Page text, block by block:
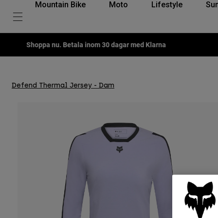
Mountain Bike Moto Lifestyle
Defend Thermal Jersey - Dam